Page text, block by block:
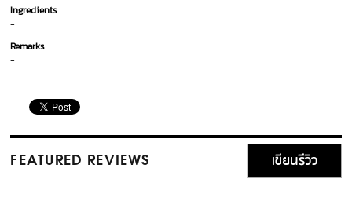
Ingredients
-
Remarks
-
FEATURED REVIEWS เขียนรีวิว